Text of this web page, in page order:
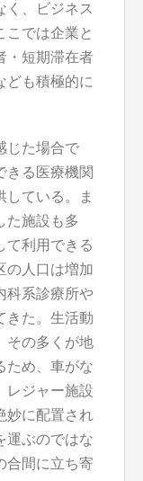
く、ビジネス
こでは企業と
・短期滞在者
ども積極的に
じた場合で
きる医療機関
している。ま
た施設も多
て利用できる
の人口は増加
科系診療所や
きた。生活動
その多くが地
ため、車がな
レジャー施設
妙に配置され
運ぶのではな
合間に立ち寄